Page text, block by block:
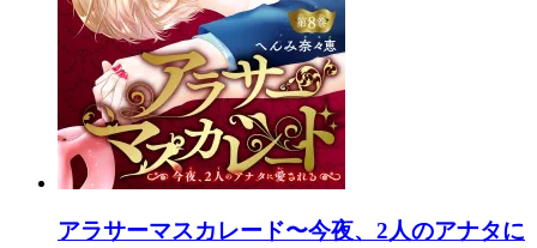
アラサーマスカレード〜今夜、2人のアナタに